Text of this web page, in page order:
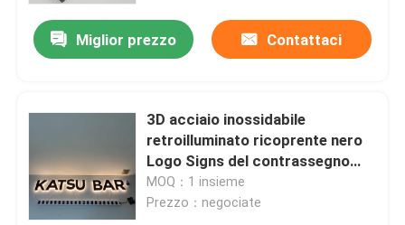
Miglior prezzo Contattaci
3D acciaio inossidabile
retroilluminato ricoprente nero
Logo Signs del contrassegno
HIGHSPAN
MOQ：1 insieme
Prezzo：negociate